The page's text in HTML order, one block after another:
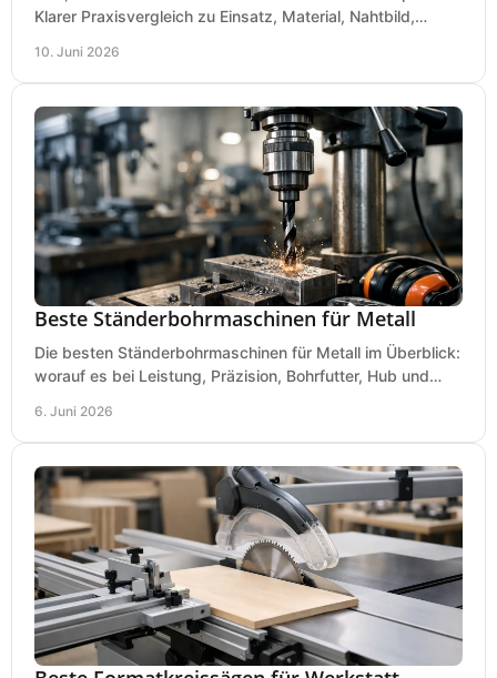
Klarer Praxisvergleich zu Einsatz, Material, Nahtbild,
10. Juni 2026
Beste Ständerbohrmaschinen für Metall
Die besten Ständerbohrmaschinen für Metall im Überblick:
worauf es bei Leistung, Präzision, Bohrfutter, Hub und
6. Juni 2026